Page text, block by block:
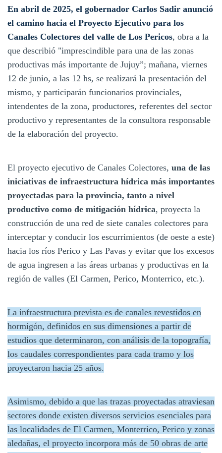
En abril de 2025, el gobernador Carlos Sadir anunció
el camino hacia el Proyecto Ejecutivo para los
Canales Colectores del valle de Los Pericos, obra a la
que describió "imprescindible para una de las zonas
productivas más importante de Jujuy”; mañana, viernes
12 de junio, a las 12 hs, se realizará la presentación del
mismo, y participarán funcionarios provinciales,
intendentes de la zona, productores, referentes del sector
productivo y representantes de la consultora responsable
de la elaboración del proyecto.
El proyecto ejecutivo de Canales Colectores, una de las
iniciativas de infraestructura hídrica más importantes
proyectadas para la provincia, tanto a nivel
productivo como de mitigación hídrica, proyecta la
construcción de una red de siete canales colectores para
interceptar y conducir los escurrimientos (de oeste a este)
hacia los ríos Perico y Las Pavas y evitar que los excesos
de agua ingresen a las áreas urbanas y productivas en la
región de valles (El Carmen, Perico, Monterrico, etc.).
La infraestructura prevista es de canales revestidos en
hormigón, definidos en sus dimensiones a partir de
estudios que determinaron, con análisis de la topografía,
los caudales correspondientes para cada tramo y los
proyectaron hacia 25 años.
Asimismo, debido a que las trazas proyectadas atraviesan
sectores donde existen diversos servicios esenciales para
las localidades de El Carmen, Monterrico, Perico y zonas
aledañas, el proyecto incorpora más de 50 obras de arte